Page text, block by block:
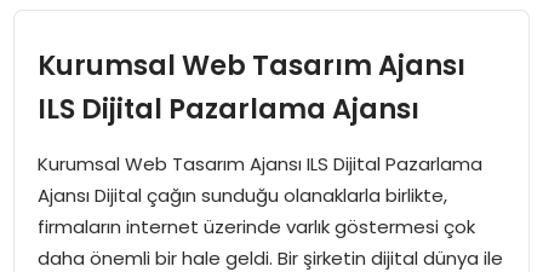
TEKNOLOJI
SPOR
EKONOMI
SIYASET
Kurumsal Web Tasarım Ajansı
ILS Dijital Pazarlama Ajansı
Kurumsal Web Tasarım Ajansı ILS Dijital Pazarlama
Ajansı Dijital çağın sunduğu olanaklarla birlikte,
firmaların internet üzerinde varlık göstermesi çok
daha önemli bir hale geldi. Bir şirketin dijital dünya ile